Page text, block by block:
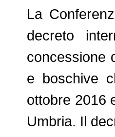
La
decreto
concessione
e boschive
ottobre 2016
Umbria. Il